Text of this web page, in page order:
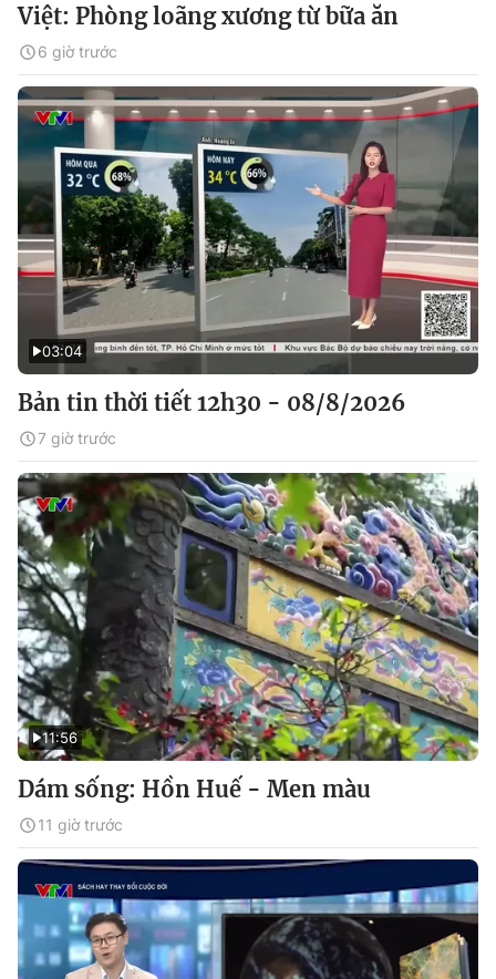
Việt: Phòng loãng xương từ bữa ăn
6 giờ trước
03:04
Bản tin thời tiết 12h30 - 08/8/2026
7 giờ trước
11:56
Dám sống: Hồn Huế - Men màu
11 giờ trước